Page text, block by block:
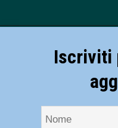
Iscriviti